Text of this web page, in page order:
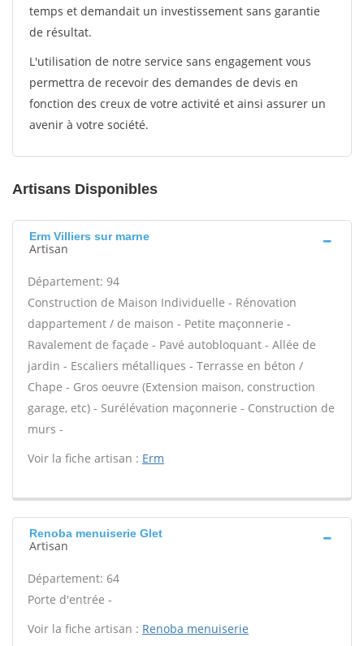
temps et demandait un investissement sans garantie
de résultat.
L'utilisation de notre service sans engagement vous
permettra de recevoir des demandes de devis en
fonction des creux de votre activité et ainsi assurer un
avenir à votre société.
Artisans Disponibles
Erm Villiers sur marne
Artisan
Département: 94
Construction de Maison Individuelle - Rénovation
dappartement / de maison - Petite maçonnerie -
Ravalement de façade - Pavé autobloquant - Allée de
jardin - Escaliers métalliques - Terrasse en béton /
Chape - Gros oeuvre (Extension maison, construction
garage, etc) - Surélévation maçonnerie - Construction de
murs -
Voir la fiche artisan : Erm
Renoba menuiserie Glet
Artisan
Département: 64
Porte d'entrée -
Voir la fiche artisan : Renoba menuiserie